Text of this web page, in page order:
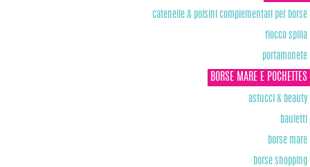
catenelle & polsini complementari per borse
fiocco spilla
portamonete
BORSE MARE E POCHETTES
astucci & beauty
bauletti
borse mare
borse shopping